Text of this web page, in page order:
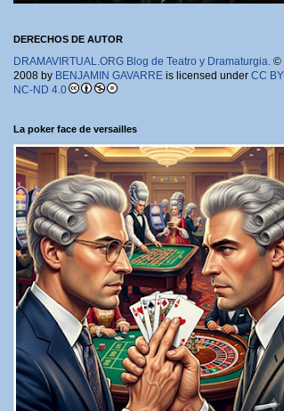
DERECHOS DE AUTOR
DRAMAVIRTUAL.ORG Blog de Teatro y Dramaturgia. ©
2008 by BENJAMIN GAVARREis licensed under CC
NC-ND 4.0
La poker face de versailles